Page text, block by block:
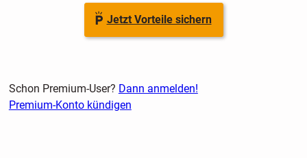
Jetzt Vorteile sichern
Schon Premium-User? Dann anmelden!
Premium-Konto kündigen